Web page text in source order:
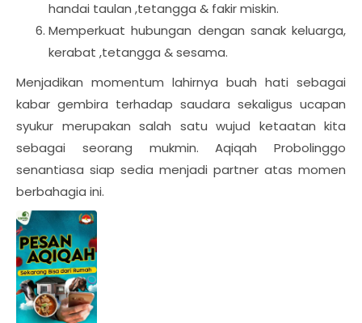
handai taulan ,tetangga & fakir miskin.
Memperkuat hubungan dengan sanak keluarga,
kerabat ,tetangga & sesama.
Menjadikan momentum lahirnya buah hati sebagai
kabar gembira terhadap saudara sekaligus ucapan
syukur merupakan salah satu wujud ketaatan kita
sebagai seorang mukmin. Aqiqah Probolinggo
senantiasa siap sedia menjadi partner atas momen
berbahagia ini.